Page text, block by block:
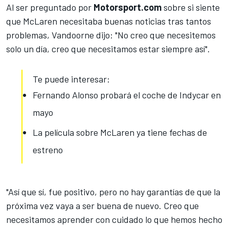
Al ser preguntado por Motorsport.comsobre si siente
que McLaren necesitaba buenas noticias tras tantos
problemas, Vandoorne dijo: "No creo que necesitemos
solo un día, creo que necesitamos estar siempre así".
Te puede interesar:
Fernando Alonso probará el coche de Indycar en
mayo
La película sobre McLaren ya tiene fechas de
estreno
"Así que sí, fue positivo, pero no hay garantías de que la
próxima vez vaya a ser buena de nuevo. Creo que
necesitamos aprender con cuidado lo que hemos hecho